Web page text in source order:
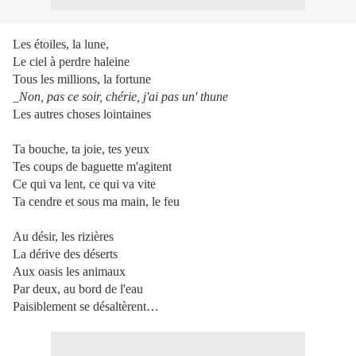
Les étoiles, la lune,
Le ciel à perdre haleine
Tous les millions, la fortune
_Non, pas ce soir, chérie, j'ai pas un' thune
Les autres choses lointaines
Ta bouche, ta joie, tes yeux
Tes coups de baguette m'agitent
Ce qui va lent, ce qui va vite
Ta cendre et sous ma main, le feu
Au désir, les rizières
La dérive des déserts
Aux oasis les animaux
Par deux, au bord de l'eau
Paisiblement se désaltèrent…